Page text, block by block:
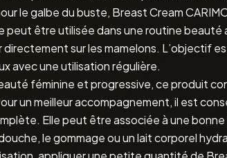
le galbe du buste, Breast Cream
peut être utilisée dans une routine
directement sur les mamelons. L’objectif
avec une utilisation régulière.
féminine et progressive, ce produit
un meilleur accompagnement, il est
Elle peut être associée à une
le gommage ou un lait corporel